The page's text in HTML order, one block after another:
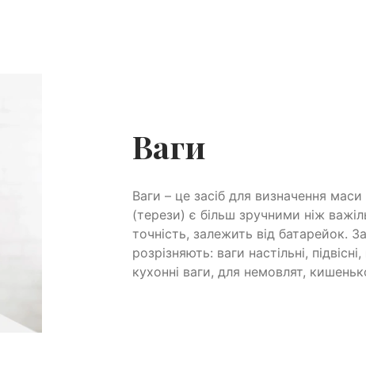
Ваги
Ваги – це засіб для визначення маси
(терези) є більш зручними ніж
точність, залежить від батарейок.
розрізняють: ваги настільні,
кухонні ваги, для немовлят,